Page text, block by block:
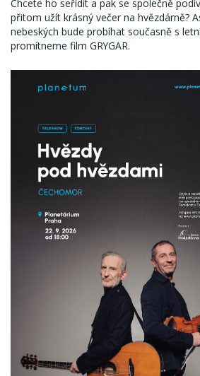
Chcete ho seřídit a pak se společně
přitom užít krásný večer na hvězdárně?
nebeských bude probíhat současně s
promítneme film GRYGAR.